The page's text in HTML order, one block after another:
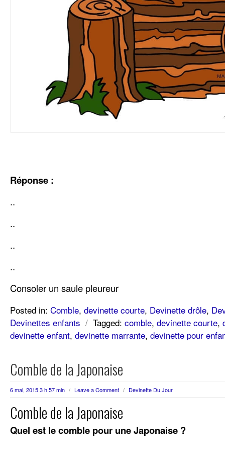
Réponse :
..
..
..
..
Consoler un saule pleureur
Posted in: Comble, devinette courte, Devinette drôle,
Devinettes enfants / Tagged: comble, devinette courte,
devinette enfant, devinette marrante, devinette pour
Comble de la Japonaise
6 mai, 2015 3 h 57 min / Leave a Comment / Devinette Du Jour
Comble de la Japonaise
Quel est le comble pour une Japonaise ?